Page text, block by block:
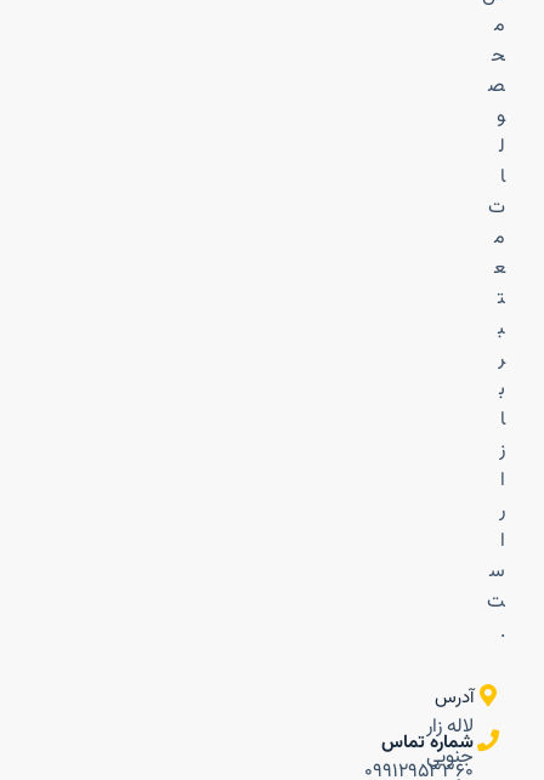
م
ح
ص
و
ل
ا
ت
م
ع
ت
ب
ر
ب
ا
ز
ا
ر
ا
س
ت
.
آدرس
لاله زار
جنوبی
شماره تماس
۰۹۹۱۲۹۵۳۳۶۰